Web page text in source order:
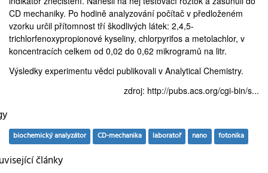
CD mechaniky. Po hodině analyzování počítač v předloženém
vzorku určil přítomnost tří škodlivých látek: 2,4,5-
trichlorfenoxypropionové kyseliny, chlorpyrifos a metolachlor, v
koncentracích celkem od 0,02 do 0,62 mikrogramů na litr.
Výsledky experimentu vědci publikovali v Analytical Chemistry.
zdroj: http://pubs.acs.org/cgi-bin/s...
biochemický analyzátor CD-mechanika laboratoř nano fotonika
články